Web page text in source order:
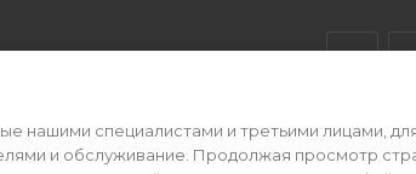
офертой • 2026 г.
нашими специалистами и третьими лицами,
и обслуживание. Продолжая просмотр